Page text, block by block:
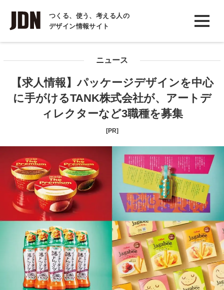
つくる、使う、考える人の
デザイン情報サイト
INTERVIEW
インタビュー
COLUMN
コラム
ニュース
【求人情報】パッケージデザインを中心
に手がけるTANK株式会社が、アートデ
ィレクターなど3職種を募集
[PR]